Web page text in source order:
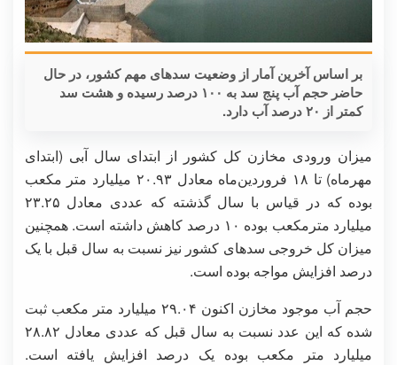
بر اساس آخرین آمار از وضعیت سدهای مهم کشور، در حال
حاضر حجم آب پنج سد به ۱۰۰ درصد رسیده و هشت سد
کمتر از ۲۰ درصد آب دارد.
میزان ورودی مخازن کل کشور از ابتدای سال آبی (ابتدای
مهرماه) تا ۱۸ فروردین‌ماه معادل ۲۰.۹۳ میلیارد متر مکعب
بوده که در قیاس با سال گذشته که عددی معادل ۲۳.۲۵
میلیارد مترمکعب بوده ۱۰ درصد کاهش داشته است. همچنین
میزان کل خروجی سدهای کشور نیز نسبت به سال قبل با یک
درصد افزایش مواجه بوده است.
حجم آب موجود مخازن اکنون ۲۹.۰۴ میلیارد متر مکعب ثبت
شده که این عدد نسبت به سال قبل که عددی معادل ۲۸.۸۲
میلیارد متر مکعب بوده یک درصد افزایش یافته است.